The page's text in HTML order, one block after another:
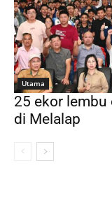
Utama
25 ekor lembu
di Melalap